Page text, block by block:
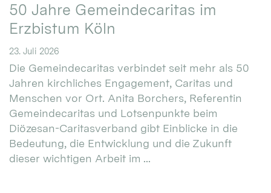
50 Jahre Gemeindecaritas im
Erzbistum Köln
23. Juli 2026
Die Gemeindecaritas verbindet seit mehr als 50
Jahren kirchliches Engagement, Caritas und
Menschen vor Ort. Anita Borchers, Referentin
Gemeindecaritas und Lotsenpunkte beim
Diözesan-Caritasverband gibt Einblicke in die
Bedeutung, die Entwicklung und die Zukunft
dieser wichtigen Arbeit im ...